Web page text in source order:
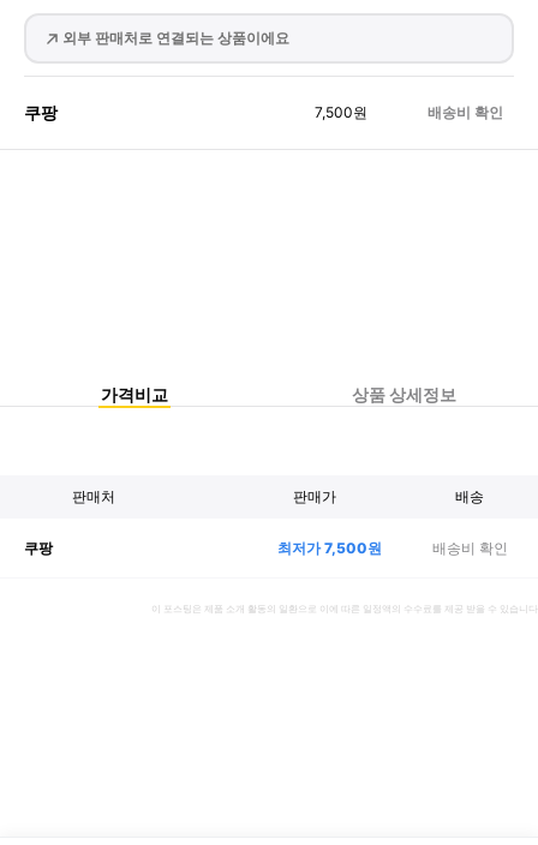
외부 판매처로 연결되는 상품이에요
쿠팡 7,500원 배송비 확인
가격비교 상품 상세정보
판매처 판매가 배송
쿠팡 최저가7,500원 배송비 확인
이 포스팅은 제품 소개 활동의 일환으로 이에 따른 일정액의 수수료를 제공 받을 수 있습니다